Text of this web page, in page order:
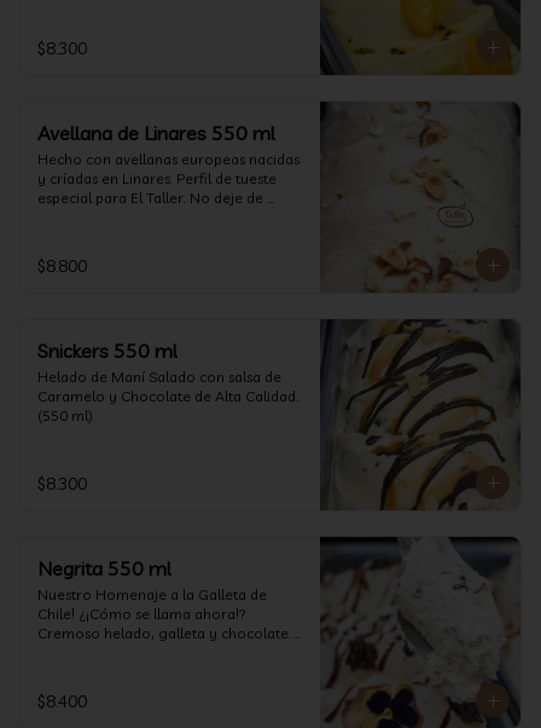
$8.300
Avellana de Linares 550 ml
Hecho con avellanas europeas nacidas
y críadas en Linares. Perfil de tueste
especial para El Taller. No deje de
$8.800
Snickers 550 ml
Helado de Maní Salado con salsa de
Caramelo y Chocolate de Alta Calidad.
(550 ml)
$8.300
Negrita 550 ml
Nuestro Homenaje a la Galleta de
Chile! ¿¡Cómo se llama ahora!?
Cremoso helado, galleta y chocolate.
$8.400